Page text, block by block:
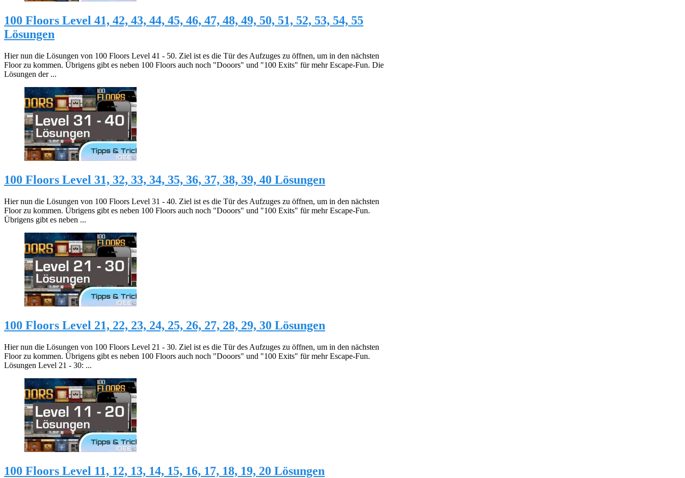
100 Floors Level 41, 42, 43, 44, 45, 46, 47, 48, 49, 50, 51, 52, 53, 54, 55
Lösungen
Hier nun die Lösungen von 100 Floors Level 41 - 50. Ziel ist es die Tür des Aufzuges zu öffnen, um in den nächsten
Floor zu kommen. Übrigens gibt es neben 100 Floors auch noch "Dooors" und "100 Exits" für mehr Escape-Fun. Die
Lösungen der ...
100 Floors Level 31, 32, 33, 34, 35, 36, 37, 38, 39, 40 Lösungen
Hier nun die Lösungen von 100 Floors Level 31 - 40. Ziel ist es die Tür des Aufzuges zu öffnen, um in den nächsten
Floor zu kommen. Übrigens gibt es neben 100 Floors auch noch "Dooors" und "100 Exits" für mehr Escape-Fun.
Übrigens gibt es neben ...
100 Floors Level 21, 22, 23, 24, 25, 26, 27, 28, 29, 30 Lösungen
Hier nun die Lösungen von 100 Floors Level 21 - 30. Ziel ist es die Tür des Aufzuges zu öffnen, um in den nächsten
Floor zu kommen. Übrigens gibt es neben 100 Floors auch noch "Dooors" und "100 Exits" für mehr Escape-Fun.
Lösungen Level 21 - 30: ...
100 Floors Level 11, 12, 13, 14, 15, 16, 17, 18, 19, 20 Lösungen